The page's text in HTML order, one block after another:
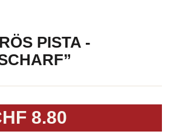
PISTA -
8.80
PREIS